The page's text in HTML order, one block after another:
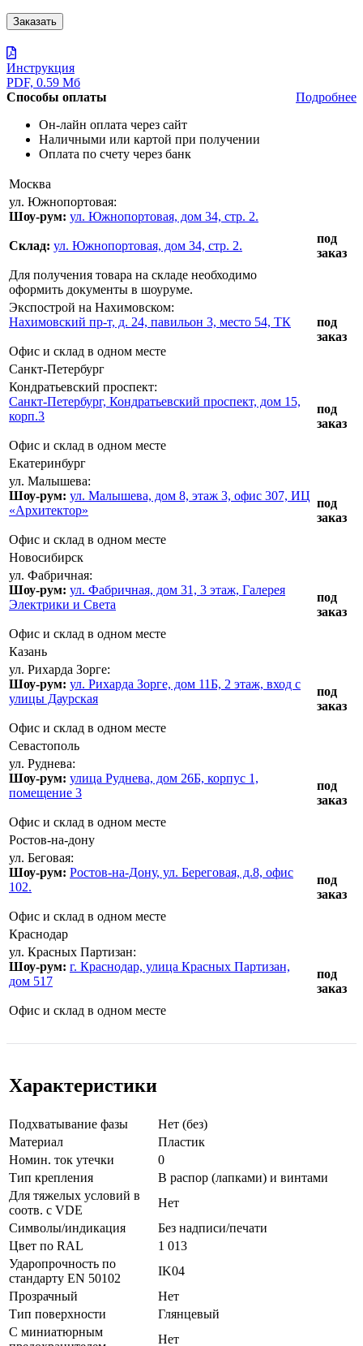
Инструкция
PDF, 0.59 Мб
Способы оплаты
Подробнее
Он-лайн оплата через сайт
Наличными или картой при получении
Оплата по счету через банк
Москва
ул. Южнопортовая:
Шоу-рум: ул. Южнопортовая, дом 34, стр. 2.
Склад: ул. Южнопортовая, дом 34, стр. 2.
Для получения товара на складе необходимо
оформить документы в шоуруме.
под
заказ
Экспострой на Нахимовском:
Нахимовский пр-т, д. 24, павильон 3, место 54, ТК
Офис и склад в одном месте
под
заказ
Санкт-Петербург
Кондратьевский проспект:
Санкт-Петербург, Кондратьевский проспект, дом 15,
корп.3
Офис и склад в одном месте
под
заказ
Екатеринбург
ул. Малышева:
Шоу-рум: ул. Малышева, дом 8, этаж 3, офис 307, ИЦ
«Архитектор»
Офис и склад в одном месте
под
заказ
Новосибирск
ул. Фабричная:
Шоу-рум: ул. Фабричная, дом 31, 3 этаж, Галерея
Электрики и Света
Офис и склад в одном месте
под
заказ
Казань
ул. Рихарда Зорге:
Шоу-рум: ул. Рихарда Зорге, дом 11Б, 2 этаж, вход с
улицы Даурская
Офис и склад в одном месте
под
заказ
Севастополь
ул. Руднева:
Шоу-рум: улица Руднева, дом 26Б, корпус 1,
помещение 3
Офис и склад в одном месте
под
заказ
Ростов-на-дону
ул. Беговая:
Шоу-рум: Ростов-на-Дону, ул. Береговая, д.8, офис
102.
Офис и склад в одном месте
под
заказ
Краснодар
ул. Красных Партизан:
Шоу-рум: г. Краснодар, улица Красных Партизан,
дом 517
Офис и склад в одном месте
под
заказ
Характеристики
Подхватывание фазы
Нет (без)
Материал
Пластик
Номин. ток утечки
0
Тип крепления
В распор (лапками) и винтами
Для тяжелых условий в
соотв. с VDE
Нет
Символы/индикация
Без надписи/печати
Цвет по RAL
1 013
Ударопрочность по
стандарту EN 50102
IK04
Прозрачный
Нет
Тип поверхности
Глянцевый
С миниатюрным
Нет